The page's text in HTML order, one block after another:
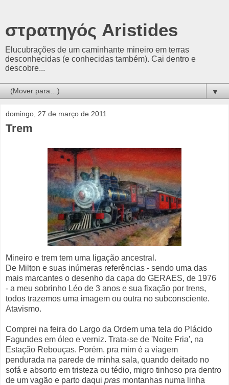
στρατηγός Aristides
Elucubrações de um caminhante mineiro em terras
desconhecidas (e conhecidas também). Cai dentro e
descobre...
▼
domingo, 27 de março de 2011
Trem
Mineiro e trem tem uma ligação ancestral.
De Milton e suas inúmeras referências - sendo uma das
mais marcantes o desenho da capa do GERAES, de 1976
- a meu sobrinho Léo de 3 anos e sua fixação por trens,
todos trazemos uma imagem ou outra no subconsciente.
Atavismo.
Comprei na feira do Largo da Ordem uma tela do Plácido
Fagundes em óleo e verniz. Trata-se de 'Noite Fria', na
Estação Rebouças. Porém, pra mim é a viagem
pendurada na parede de minha sala, quando deitado no
sofá e absorto em tristeza ou tédio, migro tinhoso pra dentro
de um vagão e parto daqui pras montanhas numa linha